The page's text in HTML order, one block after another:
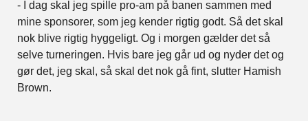
- I dag skal jeg spille pro-am på banen sammen med
mine sponsorer, som jeg kender rigtig godt. Så det skal
nok blive rigtig hyggeligt. Og i morgen gælder det så
selve turneringen. Hvis bare jeg går ud og nyder det og
gør det, jeg skal, så skal det nok gå fint, slutter Hamish
Brown.